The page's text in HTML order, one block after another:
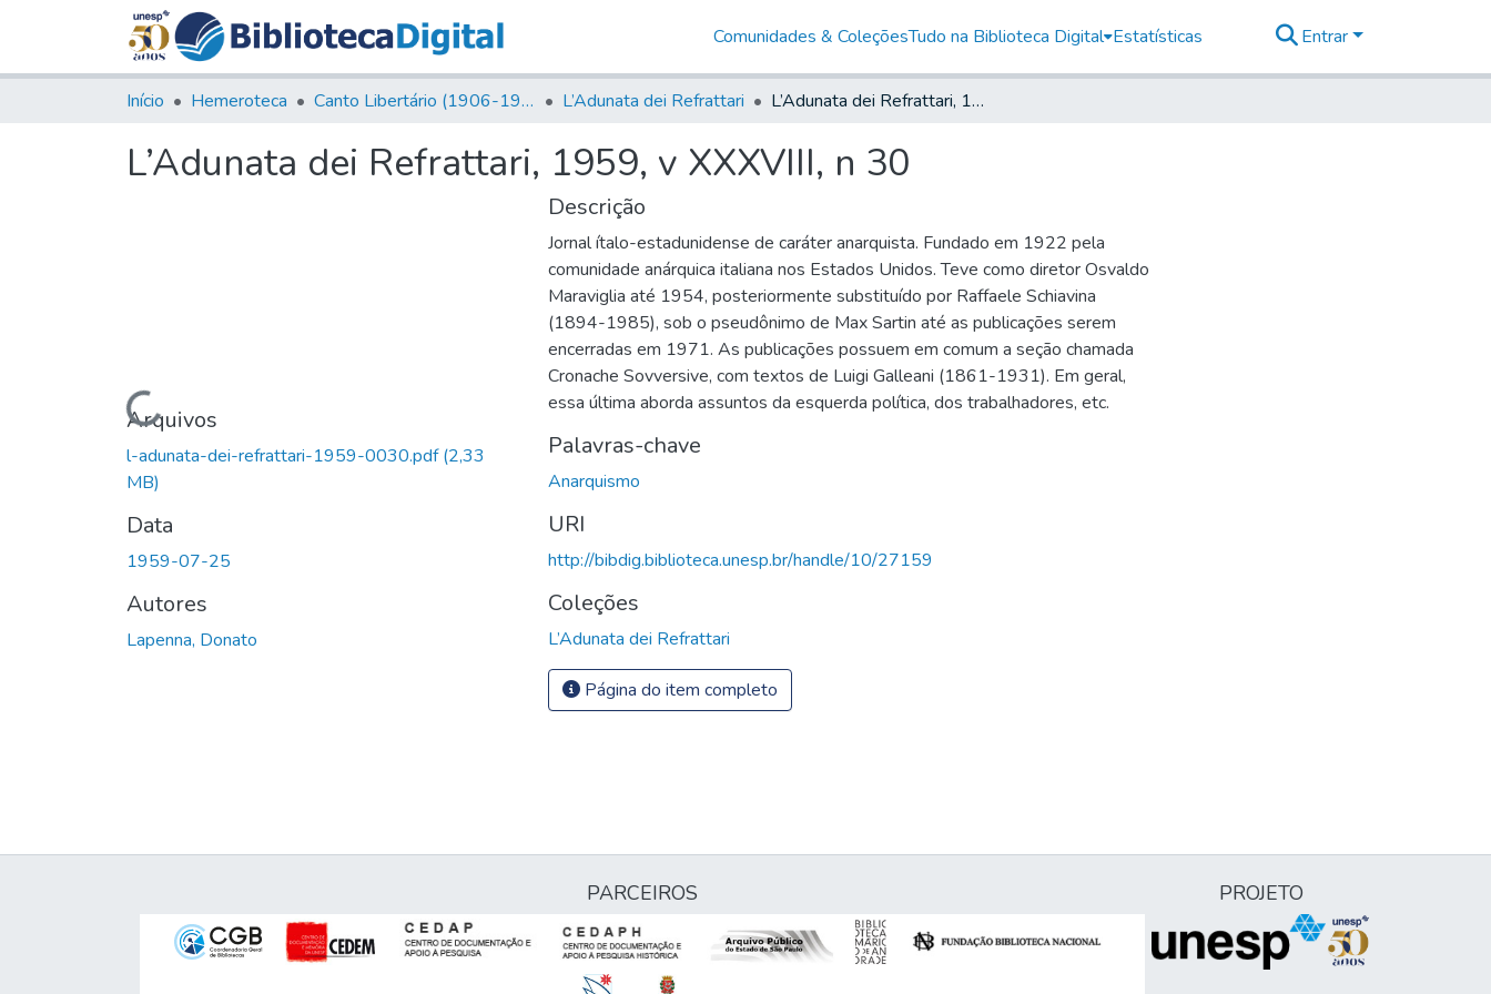
Comunidades & ColeçõesTudo na Biblioteca Digital Estatísticas Entrar
Início Hemeroteca Canto Libertário (1906-1995) L’Adunata dei Refrattari L’Adunata dei Refrattari, 1959, v XXXVIII, n 30
L’Adunata dei Refrattari, 1959, v XXXVIII, n 30
Carregando...
Arquivos
l-adunata-dei-refrattari-1959-0030.pdf(2,33
MB)
Data
1959-07-25
Autores
Lapenna, Donato
Descrição
Jornal ítalo-estadunidense de caráter anarquista. Fundado em 1922 pela
comunidade anárquica italiana nos Estados Unidos. Teve como diretor Osvaldo
Maraviglia até 1954, posteriormente substituído por Raffaele Schiavina
(1894-1985), sob o pseudônimo de Max Sartin até as publicações serem
encerradas em 1971. As publicações possuem em comum a seção chamada
Cronache Sovversive, com textos de Luigi Galleani (1861-1931). Em geral,
essa última aborda assuntos da esquerda política, dos trabalhadores, etc.
Palavras-chave
Anarquismo
URI
http://bibdig.biblioteca.unesp.br/handle/10/27159
Coleções
L’Adunata dei Refrattari
Página do item completo
PARCEIROS PROJETO